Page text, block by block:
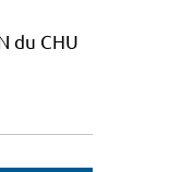
du CHU